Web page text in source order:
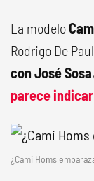
La modelo
Rodrigo De
con José Sosa
parece
¿Cami Homs